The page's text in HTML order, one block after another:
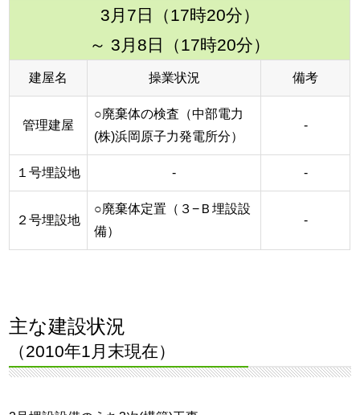
3月7日（17時20分）
～ 3月8日（17時20分）
建屋名 操業状況 備考
管理建屋
○廃棄体の検査（中部電力
(株)浜岡原子力発電所分）
-
１号埋設地 - -
２号埋設地
○廃棄体定置（３−Ｂ埋設設
備）
-
主な建設状況
（2010年1月末現在）